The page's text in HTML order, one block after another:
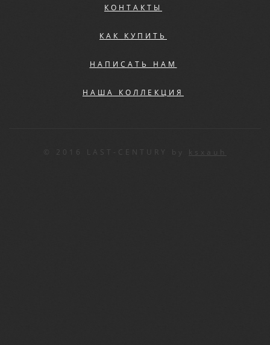
КОНТАКТЫ
КАК КУПИТЬ
НАПИСАТЬ НАМ
НАША КОЛЛЕКЦИЯ
© 2016 LAST-CENTURY by ksxauh